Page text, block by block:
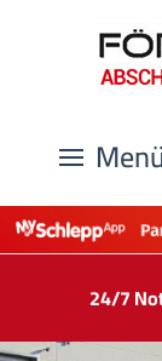
24/7